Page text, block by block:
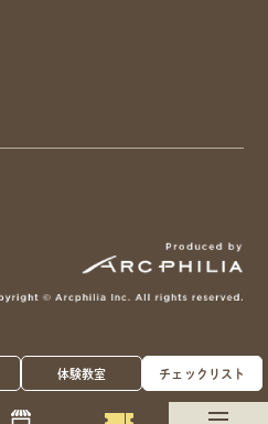
体験教室 チェックリスト